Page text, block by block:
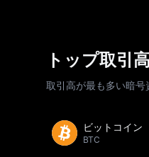
トップ取引
取引高が最も多い暗号
ビットコイン
BTC